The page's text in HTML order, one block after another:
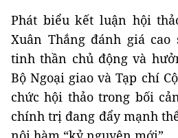
Phát biểu kết luận hội
Xuân Thắng đánh giá
tinh thần chủ động và
Bộ Ngoại giao và Tạp chí
chức hội thảo trong bối
chính trị đang đẩy mạnh